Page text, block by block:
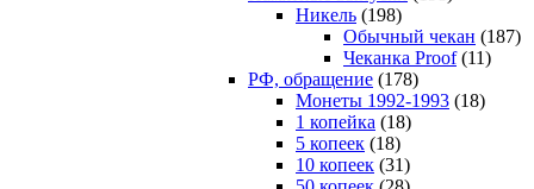
Никель (198)
Обычный чекан (187)
Чеканка Proof(11)
РФ, обращение (178)
Монеты 1992-1993 (18)
1 копейка (18)
5 копеек (18)
10 копеек (31)